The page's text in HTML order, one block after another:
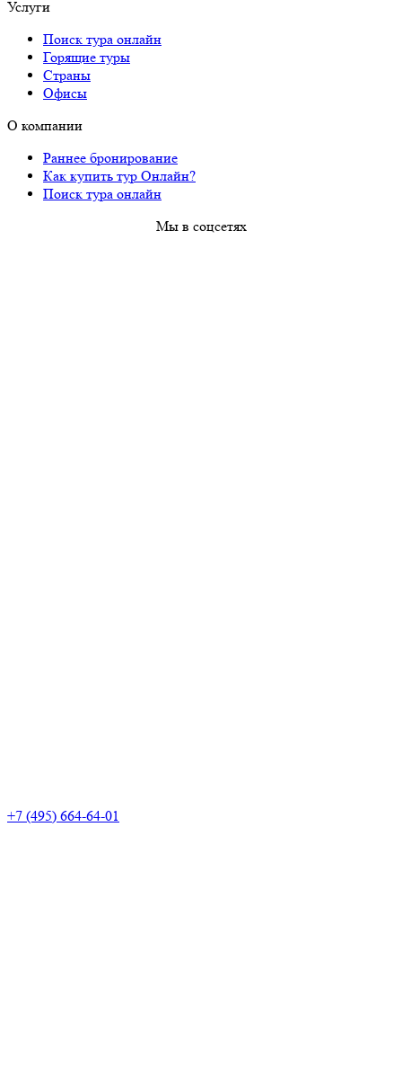
Услуги
Поиск тура онлайн
Горящие туры
Страны
Офисы
О компании
Раннее бронирование
Как купить тур Онлайн?
Поиск тура онлайн
Мы в соцсетях
+7 (495) 664-64-01